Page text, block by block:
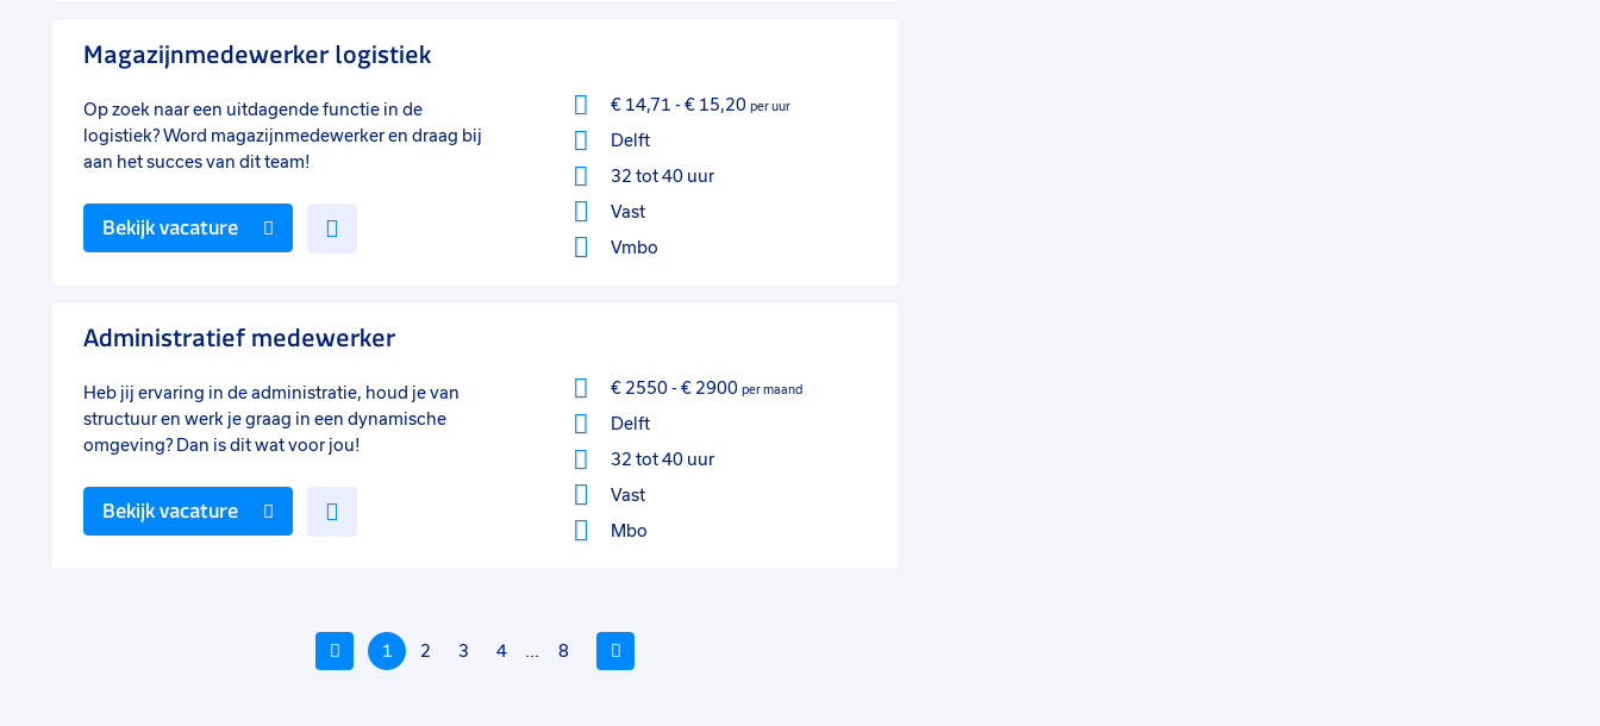
Magazijnmedewerker logistiek
Op zoek naar een uitdagende functie in de
logistiek? Word magazijnmedewerker en draag bij
aan het succes van dit team!
€ 14,71 - € 15,20 per uur
Delft
32 tot 40 uur
Vast
Vmbo
Bekijk vacature
Administratief medewerker
Heb jij ervaring in de administratie, houd je van
structuur en werk je graag in een dynamische
omgeving? Dan is dit wat voor jou!
€ 2550- € 2900 per maand
Delft
32 tot 40 uur
Vast
Mbo
Bekijk vacature
Vorige
1 2 3 4 ... 8